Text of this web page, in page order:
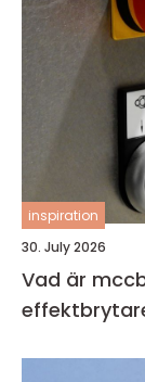
inspiration
30. July 2026
Vad är